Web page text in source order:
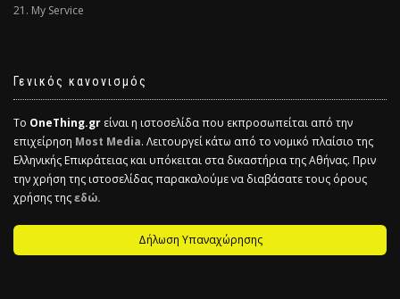
21. My Service
Γενικός κανονισμός
Το OneThing.gr είναι η ιστοσελίδα που εκπροσωπείται από την
επιχείρηση Most Media. Λειτουργεί κάτω από το νομικό πλαίσιο της
Ελληνικής Επικράτειας και υπόκειται στα δικαστήρια της Αθήνας. Πριν
την χρήση της ιστοσελίδας παρακαλούμε να διαβάσατε τους όρους
χρήσης τηςεδώ.
Δήλωση Υπαναχώρησης